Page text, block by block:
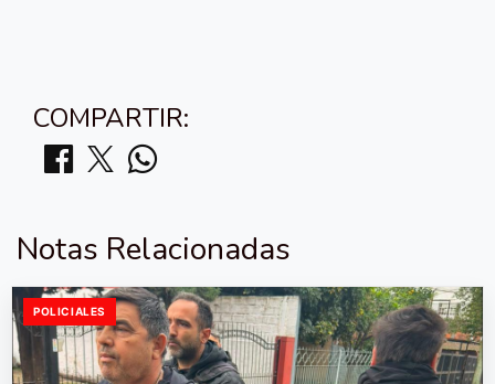
COMPARTIR:
Notas Relacionadas
POLICIALES